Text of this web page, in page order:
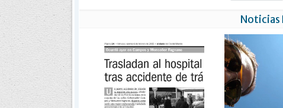
Noticias